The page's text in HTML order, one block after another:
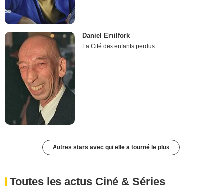
Daniel Emilfork
La Cité des enfants perdus
Autres stars avec qui elle a tourné le plus
Toutes les actus Ciné & Séries